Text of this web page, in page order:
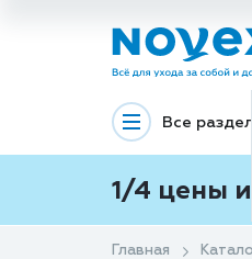
Все
1/4 цены
Главная